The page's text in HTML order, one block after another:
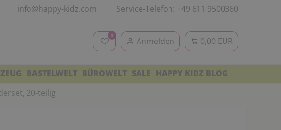
info@happy-kidz.com Service-Telefon: +49 611 9500360
0
Anmelden 0,00 EUR
BASTELWELT BÜROWELT SALE HAPPY KIDZ BLOG
20-teilig